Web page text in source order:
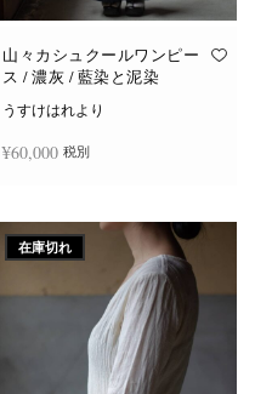
山々カシュクールワンピー
ス / 濃灰 / 藍染と泥染
うすけはれより
¥60,000 税別
在庫切れ